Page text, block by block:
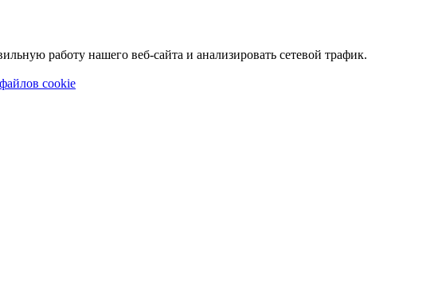
работу нашего веб-сайта и анализировать сетевой трафик.
cookie